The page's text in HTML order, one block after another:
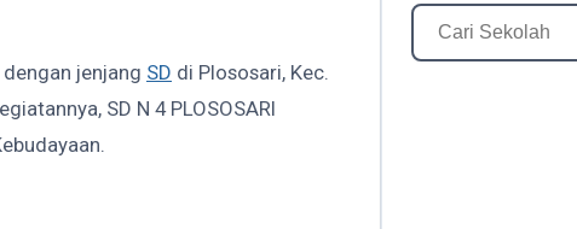
jenjang SD di Plososari, Kec.
SD N 4 PLOSOSARI